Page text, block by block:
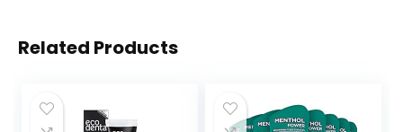
Related Products